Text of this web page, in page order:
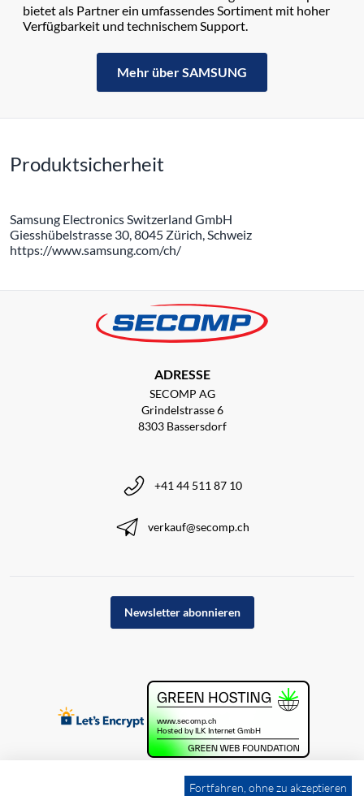
bietet als Partner ein umfassendes Sortiment mit hoher
Verfügbarkeit und technischem Support.
Mehr über SAMSUNG
Produktsicherheit
Samsung Electronics Switzerland GmbH
Giesshübelstrasse 30, 8045 Zürich, Schweiz
https://www.samsung.com/ch/
ADRESSE
SECOMP AG
Grindelstrasse 6
8303 Bassersdorf
+41 44 511 87 10
verkauf@secomp.ch
Newsletter abonnieren
Fortfahren, ohne zu akzeptieren